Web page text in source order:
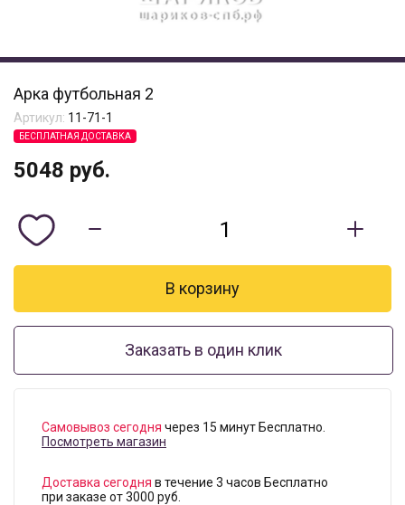
Арка футбольная 2
Артикул: 11-71-1
БЕСПЛАТНАЯ ДОСТАВКА
5048 руб.
Заказать в один клик
Самовывоз сегодня через 15 минут Бесплатно.
Посмотреть магазин
Доставка сегодня в течение 3 часов Бесплатно
при заказе от 3000 руб.